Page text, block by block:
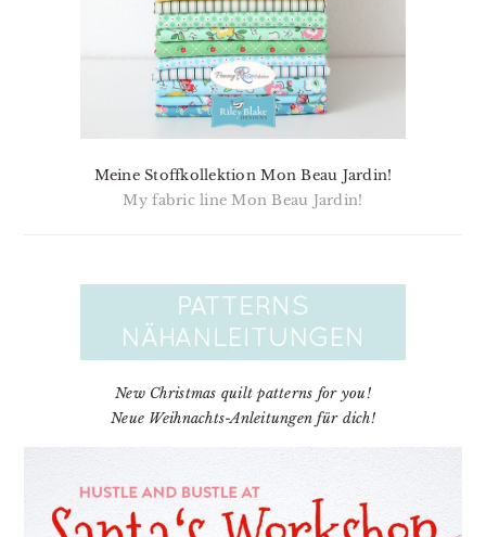
Meine Stoffkollektion Mon Beau Jardin!
My fabric line Mon Beau Jardin!
New Christmas quilt patterns for you!
Neue Weihnachts-Anleitungen für dich!